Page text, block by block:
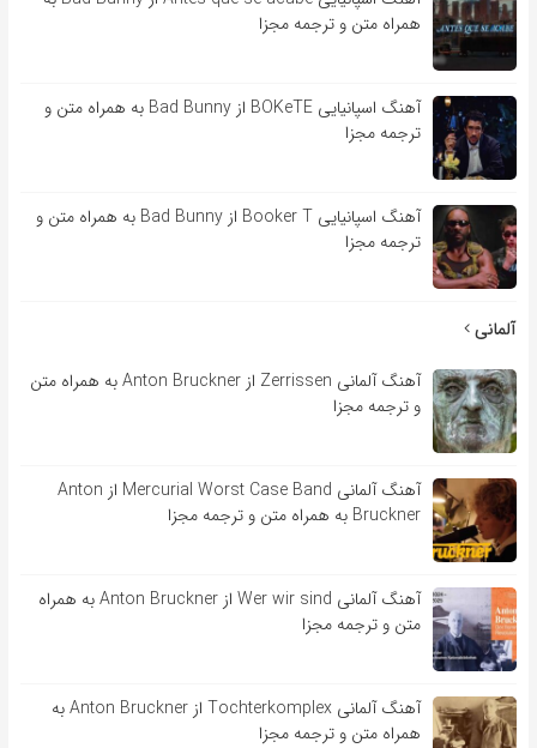
همراه متن و ترجمه مجزا
آهنگ اسپانیایی BOKeTE از Bad Bunny به همراه متن و
ترجمه مجزا
آهنگ اسپانیایی Booker T از Bad Bunny به همراه متن و
ترجمه مجزا
آلمانی
آهنگ آلمانی Zerrissen از Anton Bruckner به همراه متن
و ترجمه مجزا
آهنگ آلمانی Mercurial Worst Case Band از Anton
Bruckner به همراه متن و ترجمه مجزا
آهنگ آلمانی Wer wir sind از Anton Bruckner به همراه
متن و ترجمه مجزا
آهنگ آلمانی Tochterkomplex از Anton Bruckner به
همراه متن و ترجمه مجزا